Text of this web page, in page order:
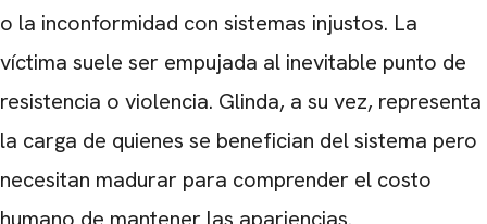
o la inconformidad con sistemas injustos. La
víctima suele ser empujada al inevitable punto de
resistencia o violencia. Glinda, a su vez, representa
la carga de quienes se benefician del sistema pero
necesitan madurar para comprender el costo